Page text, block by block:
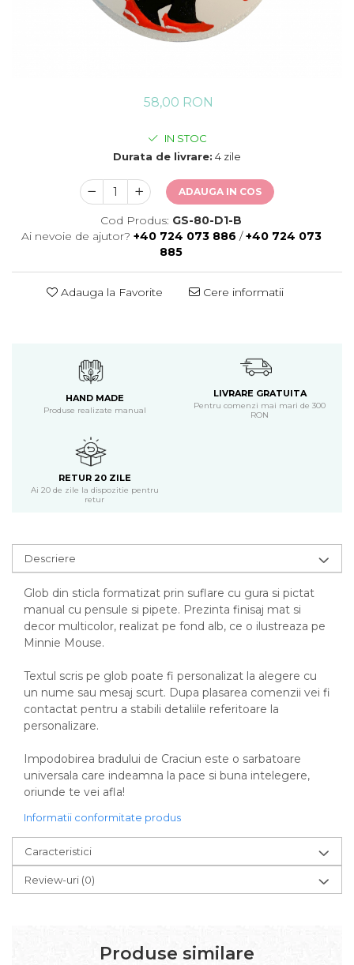
58,00 RON
IN STOC
Durata de livrare: 4 zile
ADAUGA IN COS
Cod Produs: GS-80-D1-B
Ai nevoie de ajutor? +40 724 073 886 /+40 724 073
885
Adauga la Favorite Cere informatii
HAND MADE
Produse realizate manual
LIVRARE GRATUITA
Pentru comenzi mai mari de 300
RON
RETUR 20 ZILE
Ai 20 de zile la dispozitie pentru
retur
Descriere
Glob din sticla formatizat prin suflare cu gura si pictat
manual cu pensule si pipete. Prezinta finisaj mat si
decor multicolor, realizat pe fond alb, ce o ilustreaza pe
Minnie Mouse.
Textul scris pe glob poate fi personalizat la alegere cu
un nume sau mesaj scurt. Dupa plasarea comenzii vei fi
contactat pentru a stabili detaliile referitoare la
personalizare.
Impodobirea bradului de Craciun este o sarbatoare
universala care indeamna la pace si buna intelegere,
oriunde te vei afla!
Informatii conformitate produs
Caracteristici
Review-uri (0)
Produse similare